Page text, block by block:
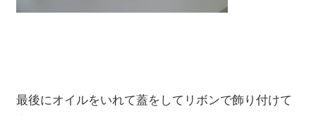
最後にオイルをいれて蓋をしてリボンで飾り付けて